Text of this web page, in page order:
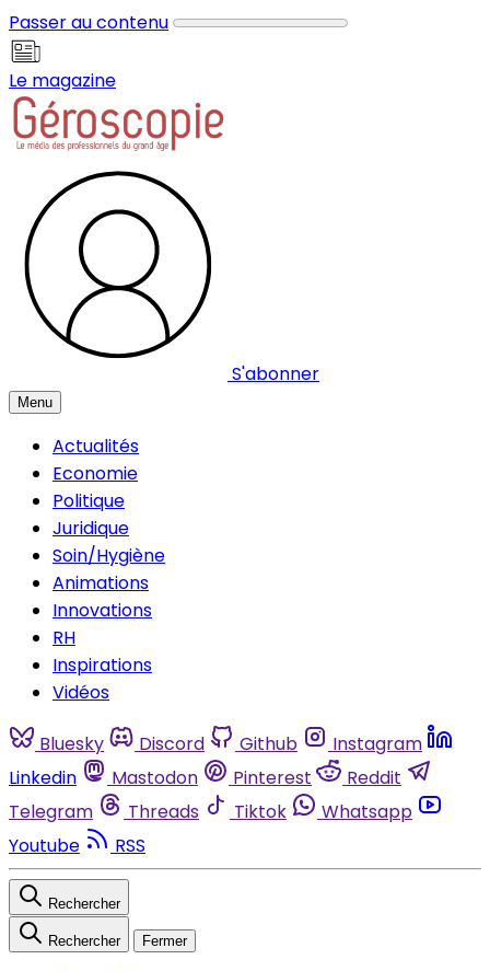
Passer au contenu
Le magazine
S'abonner
Menu
Actualités
Economie
Politique
Juridique
Soin/Hygiène
Animations
Innovations
RH
Inspirations
Vidéos
Bluesky Discord Github
Instagram
Linkedin
Mastodon Pinterest
Reddit
Telegram
Threads Tiktok
Whatsapp
Youtube
RSS
Rechercher
Rechercher Fermer
Panneau de gestion des cookies